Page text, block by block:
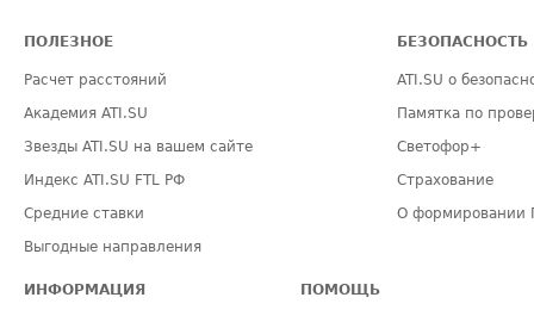
ПОЛЕЗНОЕ
Расчет расстояний
Академия ATI.SU
Звезды ATI.SU на вашем сайте
Индекс ATI.SU FTL РФ
Средние ставки
Выгодные направления
БЕЗОПАСНОСТЬ
ATI.SU о
Памятка по
Светофор+
Страхование
О формировании
ИНФОРМАЦИЯ ПОМОЩЬ